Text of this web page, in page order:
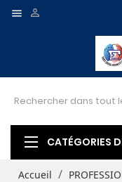
 
CATÉGORIES
Accueil